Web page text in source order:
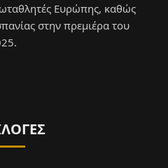
Ευρώπης, καθώς
στην πρεμιέρα του